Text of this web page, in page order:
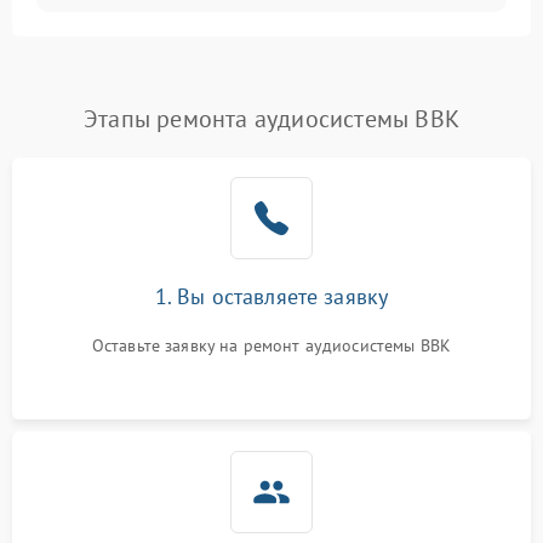
Этапы ремонта аудиосистемы BBK
1. Вы оставляете заявку
Оставьте заявку на ремонт аудиосистемы BBK